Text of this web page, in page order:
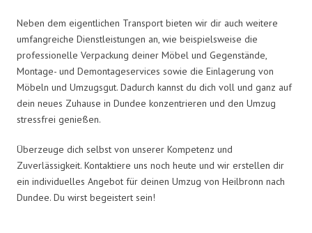
Neben dem eigentlichen Transport bieten wir dir auch weitere
umfangreiche Dienstleistungen an, wie beispielsweise die
professionelle Verpackung deiner Möbel und Gegenstände,
Montage- und Demontageservices sowie die Einlagerung von
Möbeln und Umzugsgut. Dadurch kannst du dich voll und ganz auf
dein neues Zuhause in Dundee konzentrieren und den Umzug
stressfrei genießen.
Überzeuge dich selbst von unserer Kompetenz und
Zuverlässigkeit. Kontaktiere uns noch heute und wir erstellen dir
ein individuelles Angebot für deinen Umzug von Heilbronn nach
Dundee. Du wirst begeistert sein!